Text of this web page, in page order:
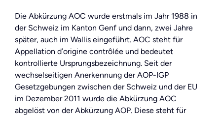
Die Abkürzung AOC wurde erstmals im Jahr 1988 in
der Schweiz im Kanton Genf und dann, zwei Jahre
später, auch im Wallis eingeführt. AOC steht für
Appellation d’origine contrôlée und bedeutet
kontrollierte Ursprungsbezeichnung. Seit der
wechselseitigen Anerkennung der AOP-IGP
Gesetzgebungen zwischen der Schweiz und der EU
im Dezember 2011 wurde die Abkürzung AOC
abgelöst von der Abkürzung AOP. Diese steht für